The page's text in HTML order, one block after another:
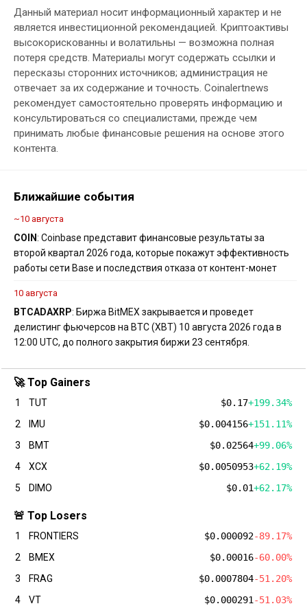
Данный материал носит информационный характер и не
является инвестиционной рекомендацией. Криптоактивы
высокорискованны и волатильны — возможна полная
потеря средств. Материалы могут содержать ссылки и
пересказы сторонних источников; администрация не
отвечает за их содержание и точность. Coinalertnews
рекомендует самостоятельно проверять информацию и
консультироваться со специалистами, прежде чем
принимать любые финансовые решения на основе этого
контента.
Ближайшие события
~10 августа
COIN: Coinbase представит финансовые результаты за
второй квартал 2026 года, которые покажут эффективность
работы сети Base и последствия отказа от контент-монет
10 августа
BTCADAXRP: Биржа BitMEX закрывается и проведет
делистинг фьючерсов на BTC (XBT) 10 августа 2026 года в
12:00 UTC, до полного закрытия биржи 23 сентября.
🚀 Top Gainers
1 TUT $0.17+199.34%
2
IMU $0.004156+151.11%
3
BMT $0.02564+99.06%
4
XCX $0.0050953+62.19%
5
DIMO $0.01+62.17%
🚨 Top Losers
1 FRONTIERS $0.000092-89.17%
2
BMEX $0.00016-60.00%
3
FRAG $0.0007804-51.20%
4
VT $0.000291 -51.03%